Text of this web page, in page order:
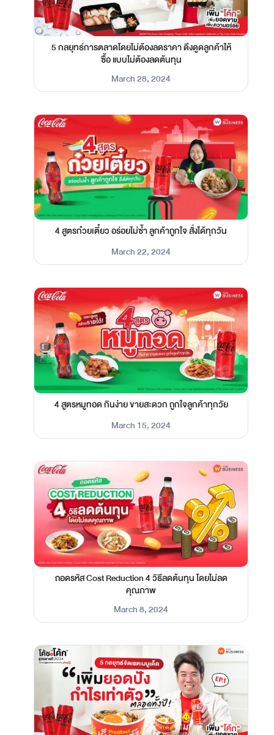
5 กลยุทธ์การตลาดโดยไม่ต้องลดราคา ดึงดูดลูกค้าให้
ซื้อ แบบไม่ต้องลดต้นทุน
March 28, 2024
4 สูตรก๋วยเตี๋ยว อร่อยไม่ซ้ำ ลูกค้าถูกใจ สั่งได้ทุกวัน
March 22, 2024
4 สูตรหมูทอด กินง่าย ขายสะดวก ถูกใจลูกค้าทุกวัย
March 15, 2024
ถอดรหัส Cost Reduction 4 วิธีลดต้นทุน โดยไม่ลด
คุณภาพ
March 8, 2024